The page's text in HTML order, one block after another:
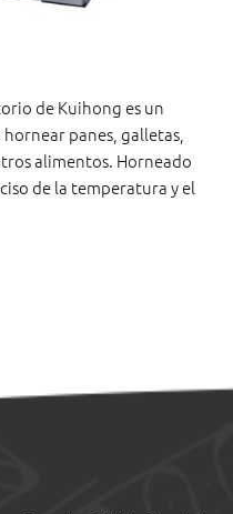
de Kuihong es un
panes, galletas,
alimentos. Horneado
de la temperatura y el